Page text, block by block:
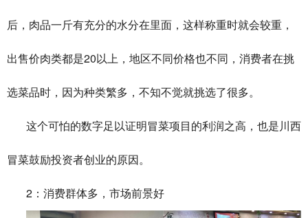
后，肉品一斤有充分的水分在里面，这样称重时就会较重，
出售价肉类都是20 以上，地区不同价格也不同，消费者在挑
选菜品时，因为种类繁多，不知不觉就挑选了很多。
这个可怕的数字足以证明冒菜项目的利润之高，也是川西
冒菜鼓励投资者创业的原因。
2 ：消费群体多，市场前景好